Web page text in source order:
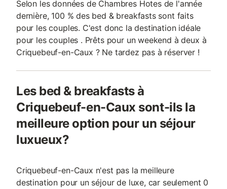
Selon les données de Chambres Hotes de l'année
dernière, 100 % des bed & breakfasts sont faits
pour les couples. C'est donc la destination idéale
pour les couples . Prêts pour un weekend à deux à
Criquebeuf-en-Caux ? Ne tardez pas à réserver !
Les bed & breakfasts à
Criquebeuf-en-Caux sont-ils la
meilleure option pour un séjour
luxueux?
Criquebeuf-en-Caux n'est pas la meilleure
destination pour un séjour de luxe, car seulement 0